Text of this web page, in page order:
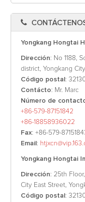
Yongkang Hongtai
Dirección: No 1188,
district, Yongkang
Código postal :
Contácto: Mr. Marc
Número de
+86-579-87151842
+86-18858936022
Fax: +86-579-
Email :
Yongkang Hongtai
Dirección: 25th
City East Street,
Código postal :